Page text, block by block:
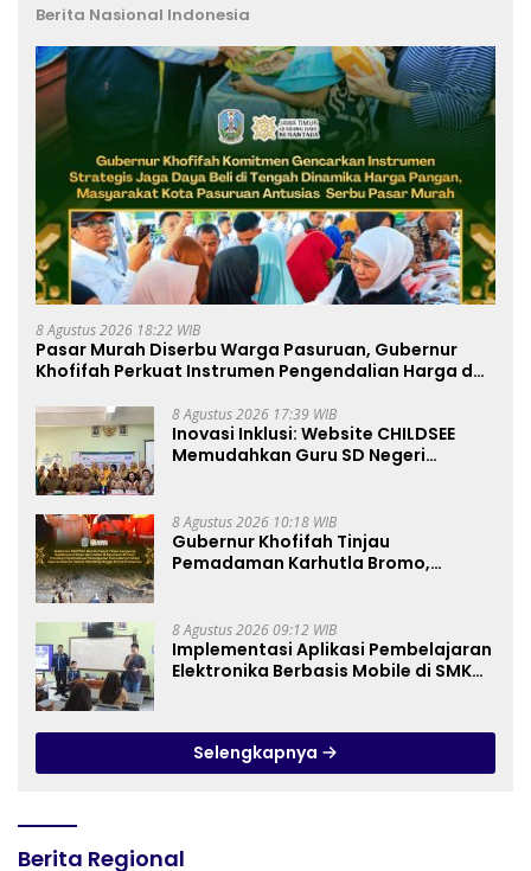
Berita Nasional Indonesia
8 Agustus 2026 18:22 WIB
Pasar Murah Diserbu Warga Pasuruan, Gubernur
Khofifah Perkuat Instrumen Pengendalian Harga dan
8 Agustus 2026 17:39 WIB
Inovasi Inklusi: Website CHILDSEE
Memudahkan Guru SD Negeri
8 Agustus 2026 10:18 WIB
Gubernur Khofifah Tinjau
Pemadaman Karhutla Bromo,
8 Agustus 2026 09:12 WIB
Implementasi Aplikasi Pembelajaran
Elektronika Berbasis Mobile di SMK
Pembelajaran
Selengkapnya
Berita Regional